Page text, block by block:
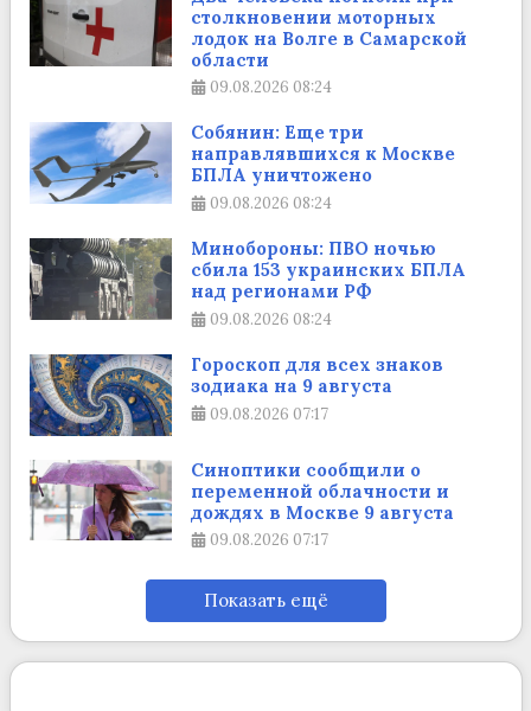
столкновении моторных
лодок на Волге в Самарской
области
09.08.2026 08:24
Собянин: Еще три
направлявшихся к Москве
БПЛА уничтожено
09.08.2026 08:24
Минобороны: ПВО ночью
сбила 153 украинских БПЛА
над регионами РФ
09.08.2026 08:24
Гороскоп для всех знаков
зодиака на 9 августа
09.08.2026 07:17
Синоптики сообщили о
переменной облачности и
дождях в Москве 9 августа
09.08.2026 07:17
Показать ещё